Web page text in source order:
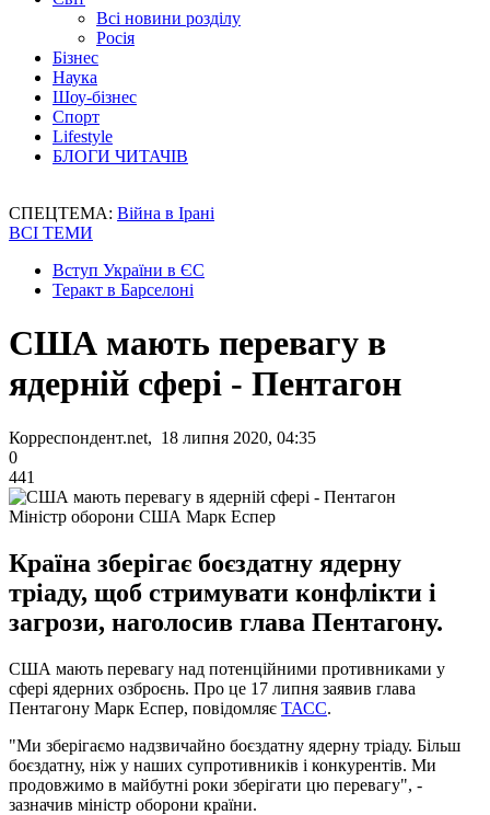
Всі новини розділу
Росія
Бізнес
Наука
Шоу-бізнес
Спорт
Lifestyle
БЛОГИ ЧИТАЧІВ
СПЕЦТЕМА: Війна в Ірані
ВСІ ТЕМИ
Вступ України в ЄС
Теракт в Барселоні
США мають перевагу в
ядерній сфері - Пентагон
Корреспондент.net, 18 липня 2020, 04:35
0
441
Міністр оборони США Марк Еспер
Країна зберігає боєздатну ядерну
тріаду, щоб стримувати конфлікти і
загрози, наголосив глава Пентагону.
США мають перевагу над потенційними противниками у
сфері ядерних озброєнь. Про це 17 липня заявив глава
Пентагону Марк Еспер, повідомляє ТАСС.
"Ми зберігаємо надзвичайно боєздатну ядерну тріаду. Більш
боєздатну, ніж у наших супротивників і конкурентів. Ми
продовжимо в майбутні роки зберігати цю перевагу", -
зазначив міністр оборони країни.